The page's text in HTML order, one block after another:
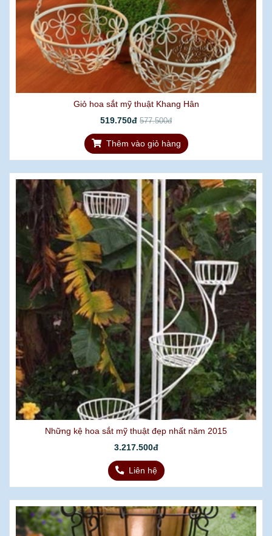
Giỏ hoa sắt mỹ thuật Khang Hân
519.750đ 577.500đ
Thêm vào giỏ hàng
Những kệ hoa sắt mỹ thuật đẹp nhất năm 2015
3.217.500đ
Liên hệ